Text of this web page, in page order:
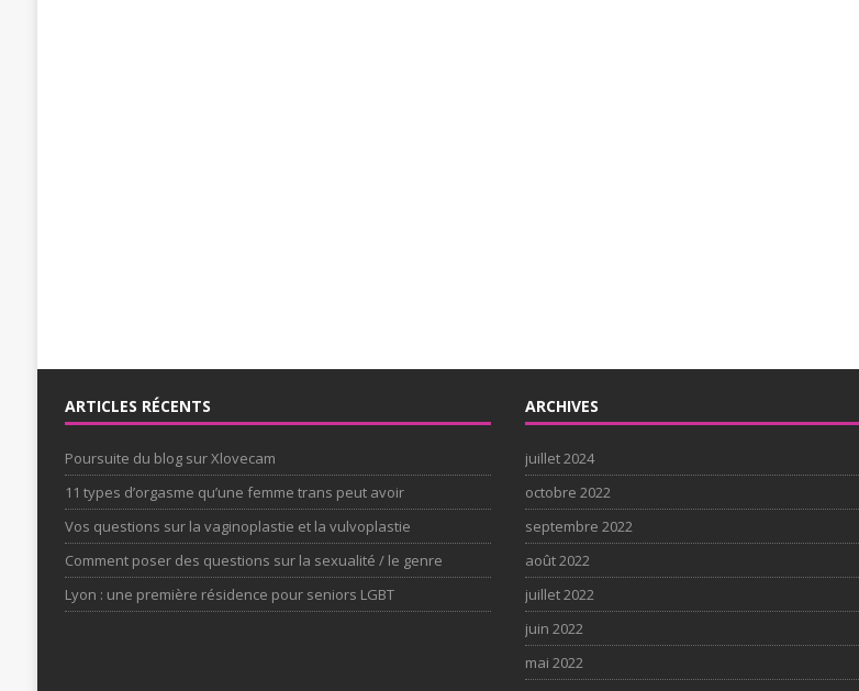
ARTICLES RÉCENTS
Poursuite du blog sur Xlovecam
11 types d’orgasme qu’une femme trans peut avoir
Vos questions sur la vaginoplastie et la vulvoplastie
Comment poser des questions sur la sexualité / le genre
Lyon : une première résidence pour seniors LGBT
ARCHIVES
juillet 2024
octobre 2022
septembre 2022
août 2022
juillet 2022
juin 2022
mai 2022